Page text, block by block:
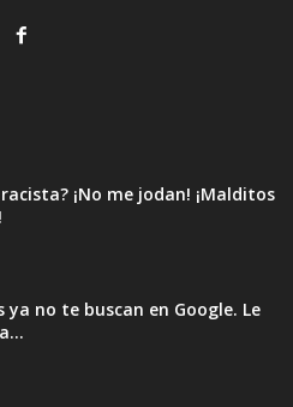
¡No me jodan! ¡Malditos
ya no te buscan en Google. Le